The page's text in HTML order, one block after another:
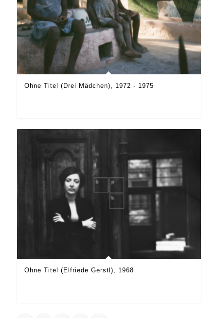
Ohne Titel (Drei Mädchen), 1972 - 1975
Ohne Titel (Elfriede Gerstl), 1968